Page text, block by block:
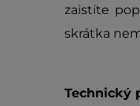
zaistíte
skrátka
Technický